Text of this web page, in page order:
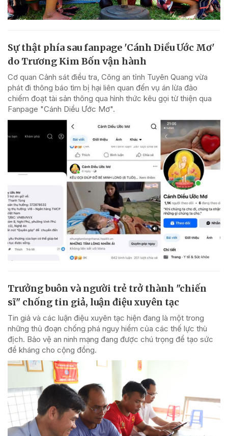
Sự thật phía sau fanpage 'Cánh Diều Ước Mơ'
do Trương Kim Bốn vận hành
Cơ quan Cảnh sát điều tra, Công an tỉnh Tuyên Quang vừa
phát đi thông báo tìm bị hại liên quan đến vụ án lừa đảo
chiếm đoạt tài sản thông qua hình thức kêu gọi từ thiện qua
Fanpage "Cánh Diều Ước Mơ".
Trưởng buôn và người trẻ trở thành "chiến
sĩ" chống tin giả, luận điệu xuyên tạc
Tin giả và các luận điệu xuyên tạc hiện đang là một trong
những thủ đoạn chống phá nguy hiểm của các thế lực thù
địch. Bảo vệ an ninh mạng đang được chú trọng để tạo sức
đề kháng cho cộng đồng.